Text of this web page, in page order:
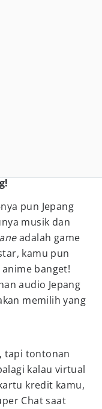
pun Jepang
musik dan
adalah game
kamu pun
banget!
audio Jepang
memilih yang
tapi tontonan
kalau virtual
kredit kamu,
Chat saat